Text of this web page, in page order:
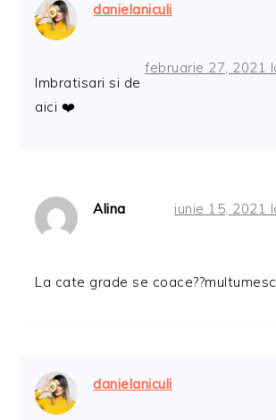
danielaniculi
februarie 27, 2021
Imbratisari si de
aici ❤️
Alina iunie 15, 2021
La cate grade se coace??multumesc
danielaniculi